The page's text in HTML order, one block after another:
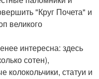
"Круг Почета" и
великого
интересна: здесь
сотен),
статуи и